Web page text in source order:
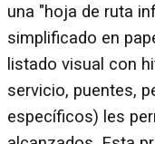
una "hoja de ruta
simplificado en
listado visual con
servicio, puentes,
específicos) les